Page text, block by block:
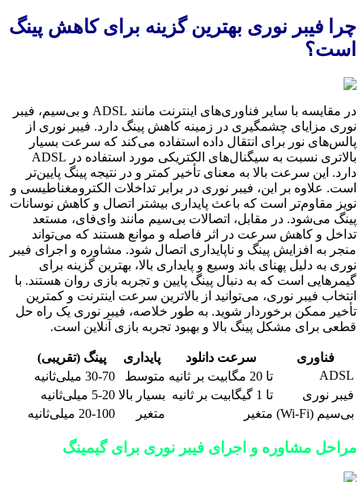
چرا فیبر نوری بهترین گزینه برای کاهش پینگ
است؟
در مقایسه با سایر فناوری‌های اینترنت مانند ADSL و بی‌سیم، فیبر
نوری مزایای چشمگیری در زمینه کاهش پینگ دارد. فیبر نوری از
پالس‌های نور برای انتقال داده استفاده می‌کند که سرعت بسیار
بالاتری نسبت به سیگنال‌های الکتریکی مورد استفاده در ADSL
دارد. این سرعت بالا به معنای تأخیر کمتر و در نتیجه پینگ پایین‌تر
است. علاوه بر این، فیبر نوری در برابر تداخلات الکترومغناطیسی و
نویز مقاوم‌تر است که باعث پایداری بیشتر اتصال و کاهش نوسانات
پینگ می‌شود. در مقابل، اتصالات بی‌سیم مانند وای‌فای، مستعد
تداخل و کاهش سرعت در اثر فاصله و موانع هستند که می‌تواند
منجر به افزایش پینگ و ناپایداری اتصال شود. مشاوره و اجرای فیبر
نوری به دلیل پهنای باند وسیع و پایداری بالا، بهترین گزینه برای
گیمرهایی است که به دنبال پینگ پایین و تجربه بازی روان هستند. با
انتخاب فیبر نوری، می‌توانید از بالاترین سرعت اینترنت و کمترین
تأخیر ممکن برخوردار شوید. به طور خلاصه، فیبر نوری یک راه حل
قطعی برای مشکل پینگ بالا و بهبود تجربه بازی آنلاین است.
فناوری سرعت دانلود پایداری
پینگ (تقریبی)
ADSL
تا 20 مگابیت بر ثانیه متوسط
30-70 میلی‌ثانیه
فیبر نوری
تا 1 گیگابیت بر ثانیه بسیار بالا 5-20 میلی‌ثانیه
بی‌سیم (Wi-Fi)
متغیر متغیر 20-100 میلی‌ثانیه
مراحل مشاوره و اجرای فیبر نوری برای گیمینگ